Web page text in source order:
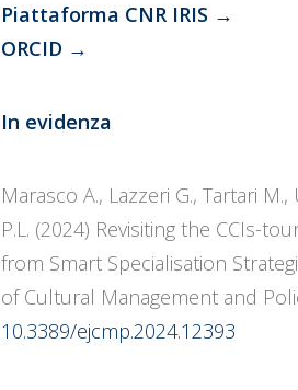
Piattaforma CNR IRIS →
ORCID →
In evidenza
Marasco A., Lazzeri G., Tartari
P.L. (2024) Revisiting the CCIs-
from Smart Specialisation
of Cultural Management and
10.3389/ejcmp.2024.12393